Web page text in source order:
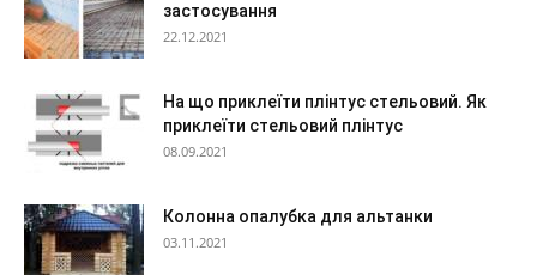
застосування
22.12.2021
На що приклеїти плінтус стельовий. Як
приклеїти стельовий плінтус
08.09.2021
Колонна опалубка для альтанки
03.11.2021